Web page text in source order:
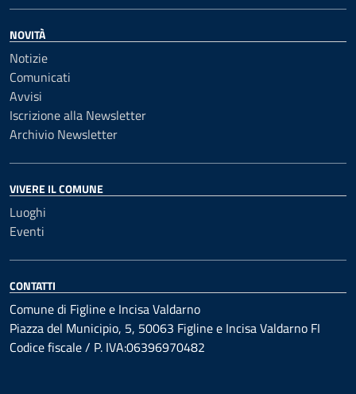
NOVITÀ
Notizie
Comunicati
Avvisi
Iscrizione alla Newsletter
Archivio Newsletter
VIVERE IL COMUNE
Luoghi
Eventi
CONTATTI
Comune di Figline e Incisa Valdarno
Piazza del Municipio, 5, 50063 Figline e Incisa Valdarno FI
Codice fiscale / P. IVA:06396970482